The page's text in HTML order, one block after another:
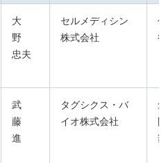
大
野
忠夫
セルメディシン
株式会社
武
藤
進
タグシクス・バ
イオ株式会社